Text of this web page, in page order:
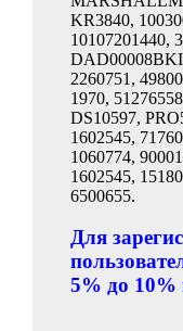
KR3840,
10107201440,
2260751,
1970,
DS10597,
1602545,
1060774,
1602545,
6500655.
Для
5% до 10%